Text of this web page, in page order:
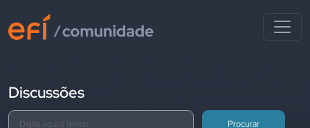
Discussões
Procurar